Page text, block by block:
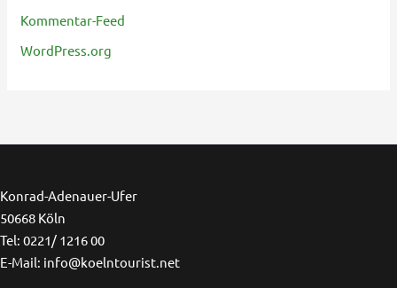
Kommentar-Feed
WordPress.org
Konrad-Adenauer-Ufer
50668 Köln
Tel: 0221/ 1216 00
E-Mail: info@koelntourist.net